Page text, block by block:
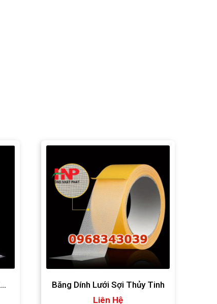
Băng Dính Lưới Sợi Thủy Tinh
Liên Hệ